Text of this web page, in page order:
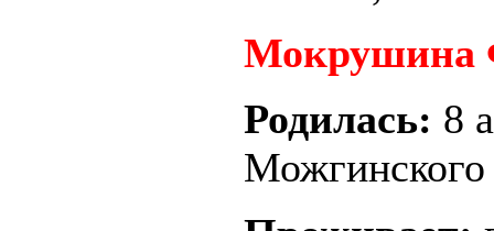
Мокрушина
Родилась: 8
Можгинского